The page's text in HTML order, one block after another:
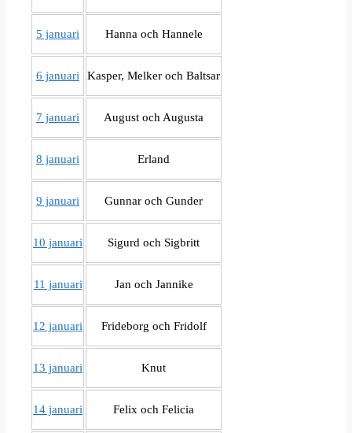
5 januari Hanna och Hannele
6 januari Kasper, Melker och Baltsar
7 januari August och Augusta
8 januari Erland
9 januari Gunnar och Gunder
10 januari Sigurd och Sigbritt
11 januari Jan och Jannike
12 januari Frideborg och Fridolf
13 januari Knut
14 januari Felix och Felicia